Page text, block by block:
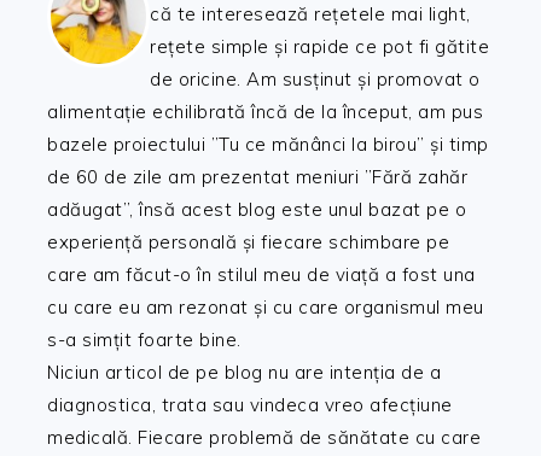
că te interesează rețetele mai light,
rețete simple și rapide ce pot fi gătite
de oricine. Am susținut și promovat o
alimentație echilibrată încă de la început, am pus
bazele proiectului ”Tu ce mănânci la birou” și timp
de 60 de zile am prezentat meniuri ”Fără zahăr
adăugat”, însă acest blog este unul bazat pe o
experiență personală și fiecare schimbare pe
care am făcut-o în stilul meu de viață a fost una
cu care eu am rezonat și cu care organismul meu
s-a simțit foarte bine.
Niciun articol de pe blog nu are intenția de a
diagnostica, trata sau vindeca vreo afecțiune
medicală. Fiecare problemă de sănătate cu care